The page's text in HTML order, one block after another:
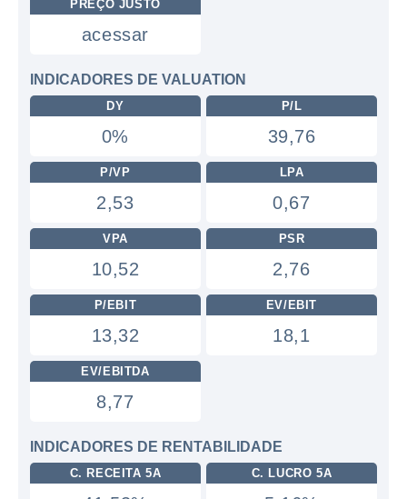
PREÇO JUSTO
acessar
INDICADORES DE VALUATION
DY
0%
P/L
39,76
P/VP
2,53
LPA
0,67
VPA
10,52
PSR
2,76
P/EBIT
13,32
EV/EBIT
18,1
EV/EBITDA
8,77
INDICADORES DE RENTABILIDADE
C. RECEITA 5A C. LUCRO 5A